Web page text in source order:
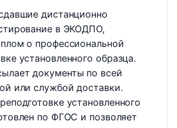
дистанционно
в ЭКОДПО,
о профессиональной
установленного образца.
документы по всей
или службой доставки.
установленного
по ФГОС и позволяет